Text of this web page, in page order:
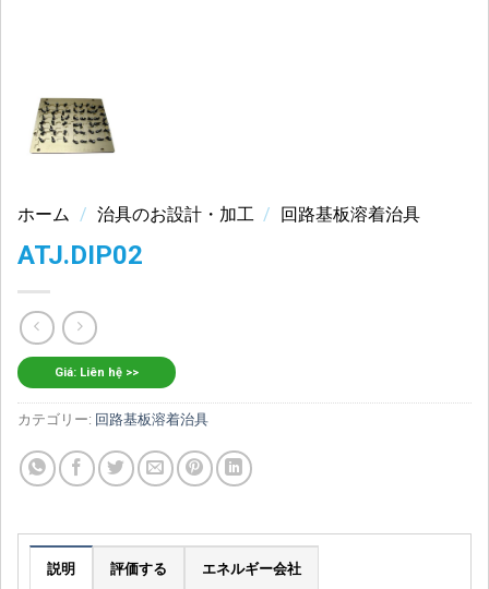
ホーム / 治具のお設計・加工 / 回路基板溶着治具
ATJ.DIP02
Giá: Liên hệ >>
カテゴリー: 回路基板溶着治具
説明 評価する エネルギー会社